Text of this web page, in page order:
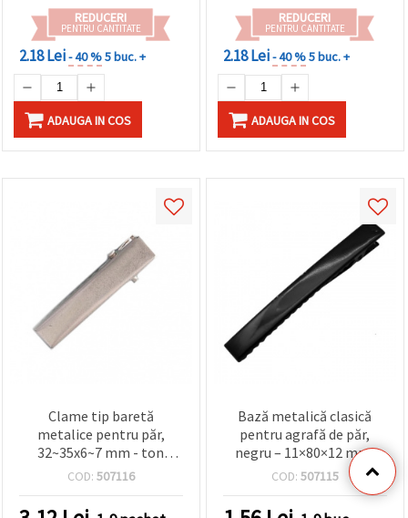
REDUCERI
PENTRU CANTITATE
2.18 Lei- 40 %5 buc. +
ADAUGA IN COS
REDUCERI
PENTRU CANTITATE
2.18 Lei- 40 %5 buc. +
ADAUGA IN COS
Clame tip baretă
metalice pentru păr,
32~35x6~7 mm - ton
argintiu, pachet de 10
COD: 507116
Bază metalică clasică
pentru agrafă de păr,
negru – 11×80×12 mm,
ideală pentru accesorii de
COD: 507115